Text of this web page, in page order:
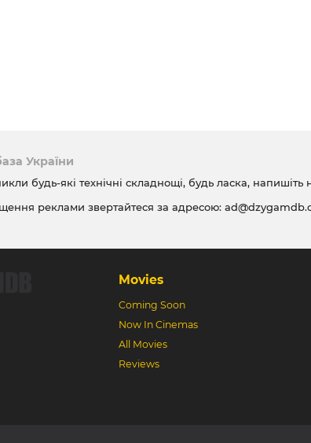
України
будь-які технічні складнощі, будь ласка, напишіть
реклами звертайтеся за адресою:
Movies
Coming Soon
Now In Cinemas
All Movies
Reviews